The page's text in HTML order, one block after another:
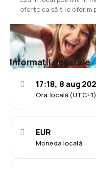
oferte ca să ți le oferim
Informații generale
Ora locală
17:18, 8 aug
Moneda locală
EUR